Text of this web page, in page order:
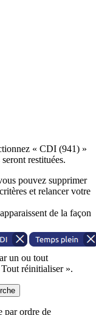
« CDI (941) »
restituées.
pouvez supprimer
et relancer votre
de la façon
un ou tout
réinitialiser ».
par ordre de